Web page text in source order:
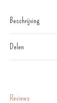
Beschrijving
Delen
Reviews